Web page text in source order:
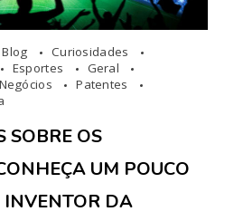
Blog
Curiosidades
Esportes
Geral
Negócios
Patentes
SOBRE OS
UM POUCO
INVENTOR DA